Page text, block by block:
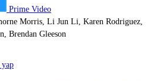
Prime Video
Morris, Li Jun Li, Karen Rodriguez,
Brendan Gleeson